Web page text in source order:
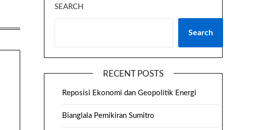
SEARCH
Search
RECENT POSTS
Reposisi Ekonomi dan Geopolitik Energi
Bianglala Pemikiran Sumitro